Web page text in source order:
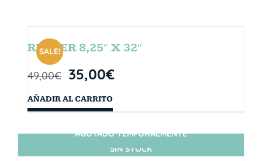
SALE!
RUBBER 8,25″ X 32″
49,00€ 35,00€
AÑADIR AL CARRITO
SIN STOCK
AGOTADO TEMPORALMENTE